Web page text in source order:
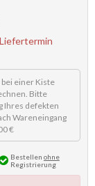
bei einer Kiste
Bitte
Ihres defekten
Wareneingang
€
Bestellen ohne
Registrierung